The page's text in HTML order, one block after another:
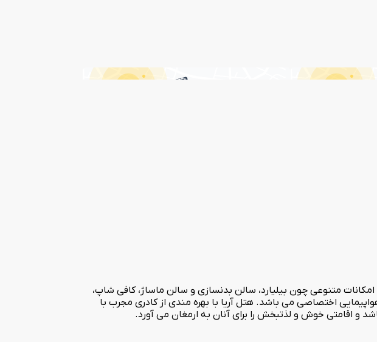
است. این هتل دارای امکانات متنوعی چون بیلیارد، سالن بدنسازی و سالن ماساژ، کافی شاپ،
اختصاصی می باشد. هتل آریا با بهره مندی از کادری مجرب با
و اقامتی خوش و لذتبخش را برای آنان به ارمغان می آورد.